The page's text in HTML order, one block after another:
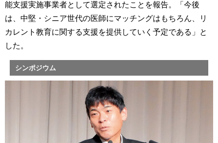
能支援実施事業者として選定されたことを報告。「今後
は、中堅・シニア世代の医師にマッチングはもちろん、リ
カレント教育に関する支援を提供していく予定である」と
した。
シンポジウム